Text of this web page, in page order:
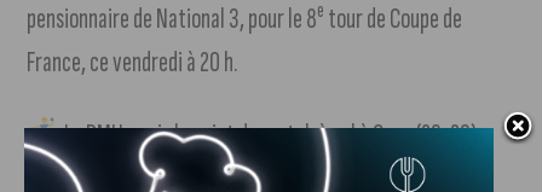
pensionnaire de National 3, pour le 8e tour de Coupe de
France, ce vendredi à 20 h.
Le DMH a pris le point du match à nul à Caen (26-26).
Toujours invaincu, le club dijonnais occupe la 2eplace à